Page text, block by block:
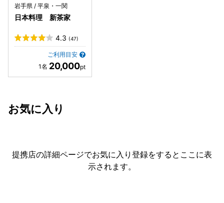
ぎりにしてお持ち帰りしていましたね♪ ◯デザート 赤い甲
子柿や、かぼちゃアイスに竹鶴のウイスキーを掛け絶品♪ ト
マトのような赤い甲子柿には驚きましたし、竹鶴を掛けさら
に美味しさが増し感動でした♪ ◯抹茶 あぁぁ美味しく、最
後に落ち着きます♪ 改めて素晴らしい料理の数々でした♪ 後
で1階の庭が見える広間に案内されましたが、さすが素晴ら
しい緑あふれる庭でしたね！ その近くには原敬関連の写真な
て1人27,000円税込でした♪ 岩手県奥州市江刺中町にある
「日本料理 新茶家」という料亭は、さすが江戸時代創業の歴
岩手県 / 平泉・一関
日本料理 新茶家
4.3 (47)
ご利用目安
20,000
お気に入り
提携店の詳細ページでお気に入り登録をすると ここに表
示されます。